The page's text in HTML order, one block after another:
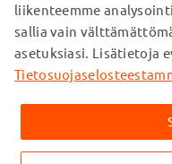
© subtel.fi 2026
Kaikki hinnat sisältävät
toimituskuluja. Kaikki
verkkosivuillamme
liikenteemme
sallia vain
asetuksiasi. Lisätietoja